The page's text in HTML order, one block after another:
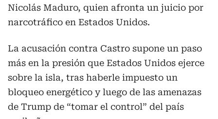
Nicolás Maduro, quien afronta un juicio por
narcotráfico en Estados Unidos.
La acusación contra Castro supone un paso
más en la presión que Estados Unidos ejerce
sobre la isla, tras haberle impuesto un
bloqueo energético y luego de las amenazas
de Trump de “tomar el control” del país